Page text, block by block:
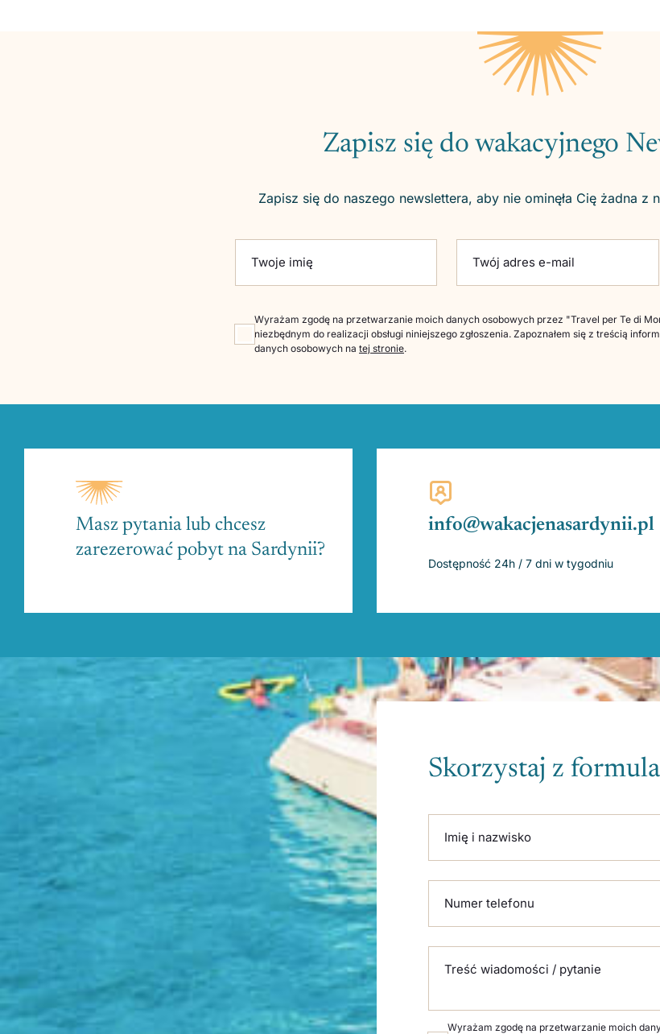
Zapisz się do wakacyjnego
Zapisz się do naszego newslettera, aby nie ominęła Cię żadna z
Twoje imię Twój adres e-mail
Wyrażam zgodę na przetwarzanie moich danych osobowych przez "Travel per Te di
niezbędnym do realizacji obsługi niniejszego zgłoszenia. Zapoznałem się z treścią
danych osobowych na tej stronie.
Masz pytania lub chcesz
zarezerować pobyt na Sardynii?
info@wakacjenasardynii.pl
Dostępność 24h / 7 dni w tygodniu
Skorzystaj z
Imię i nazwisko
Numer telefonu
Treść wiadomości / pytanie
Wyrażam zgodę na przetwarzanie moich